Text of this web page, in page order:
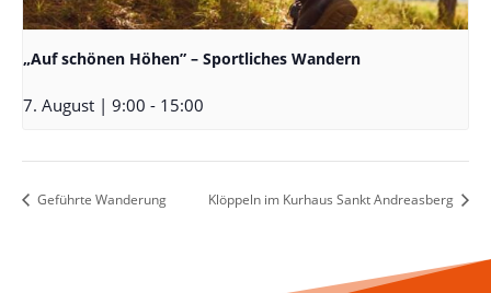
„Auf schönen Höhen” – Sportliches Wandern
7. August | 9:00 - 15:00
Geführte Wanderung Klöppeln im Kurhaus Sankt Andreasberg